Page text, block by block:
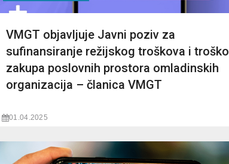
VMGT objavljuje Javni poziv za
sufinansiranje režijskog troškova i
zakupa poslovnih prostora omladinskih
organizacija – članica VMGT
01.04.2025